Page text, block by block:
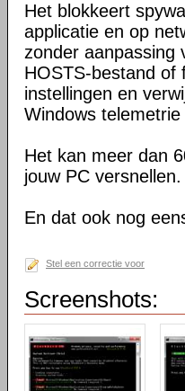
Het blokkeert
applicatie en op
zonder aanpassing
HOSTS-bestand of
instellingen en
Windows telemetrie
Het kan meer dan
jouw PC versnellen.
En dat ook nog
Stel een correctie voor
Screenshots: